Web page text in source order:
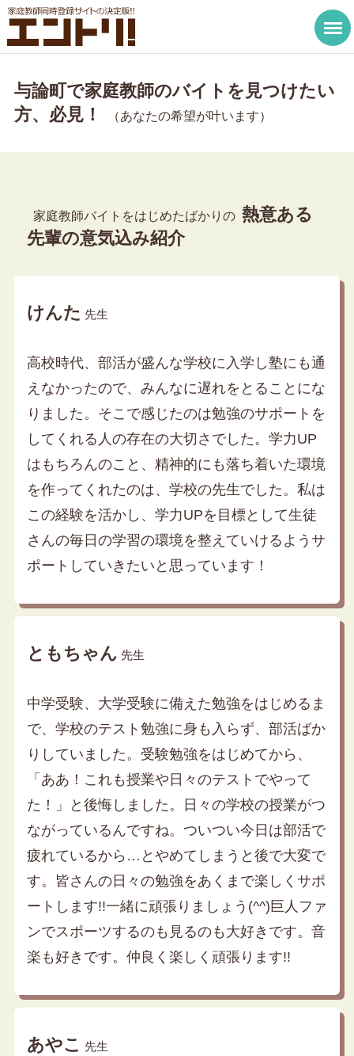
与論町で家庭教師のバイトを見つけたい
方、必見！
（あなたの希望が叶います）
家庭教師バイトをはじめたばかりの 熱意ある
先輩の意気込み紹介
けんた 先生
高校時代、部活が盛んな学校に入学し塾にも通
えなかったので、みんなに遅れをとることにな
りました。そこで感じたのは勉強のサポートを
してくれる人の存在の大切さでした。学力UP
はもちろんのこと、精神的にも落ち着いた環境
を作ってくれたのは、学校の先生でした。私は
この経験を活かし、学力UPを目標として生徒
さんの毎日の学習の環境を整えていけるようサ
ポートしていきたいと思っています！
ともちゃん 先生
中学受験、大学受験に備えた勉強をはじめるま
で、学校のテスト勉強に身も入らず、部活ばか
りしていました。受験勉強をはじめてから、
「ああ！これも授業や日々のテストでやって
た！」と後悔しました。日々の学校の授業がつ
ながっているんですね。ついつい今日は部活で
疲れているから…とやめてしまうと後で大変で
す。皆さんの日々の勉強をあくまで楽しくサポ
ートします!!一緒に頑張りましょう(^^)巨人ファ
ンでスポーツするのも見るのも大好きです。音
楽も好きです。仲良く楽しく頑張ります!!
あやこ 先生